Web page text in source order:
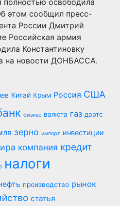
полностью освободила
этом сообщил пресс-
России Дмитрий
Российская армия
Константиновку
на новости ДОНБАССА.
Китай Крым Россия США
бизнес валюта газ дартс
зерно импорт инвестиции
компания кредит
налоги
производство рынок
статья